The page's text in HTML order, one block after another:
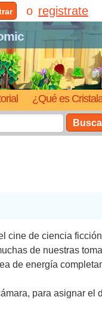
¿Qué es
registrate
cine de ciencia
de nuestras
de energía
para asignar el